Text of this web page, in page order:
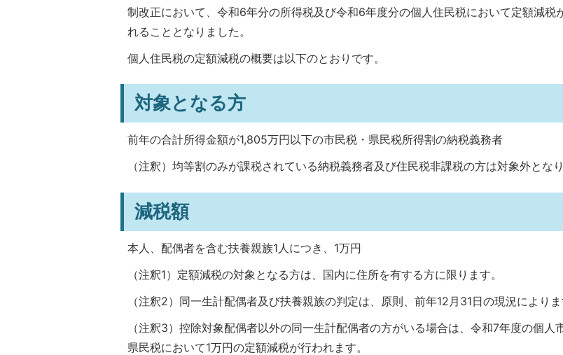
制改正において、令和6年分の所得税及び令和6年度分の個人住民税において定額減税
れることとなりました。
個人住民税の定額減税の概要は以下のとおりです。
対象となる方
前年の合計所得金額が1,805万円以下の市民税・県民税所得割の納税義務者
（注釈）均等割のみが課税されている納税義務者及び住民税非課税の方は対象外となり
減税額
本人、配偶者を含む扶養親族1人につき、1万円
（注釈1）定額減税の対象となる方は、国内に住所を有する方に限ります。
（注釈2）同一生計配偶者及び扶養親族の判定は、原則、前年12月31日の現況によりま
（注釈3）控除対象配偶者以外の同一生計配偶者の方がいる場合は、令和7年度の個人
県民税において1万円の定額減税が行われます。